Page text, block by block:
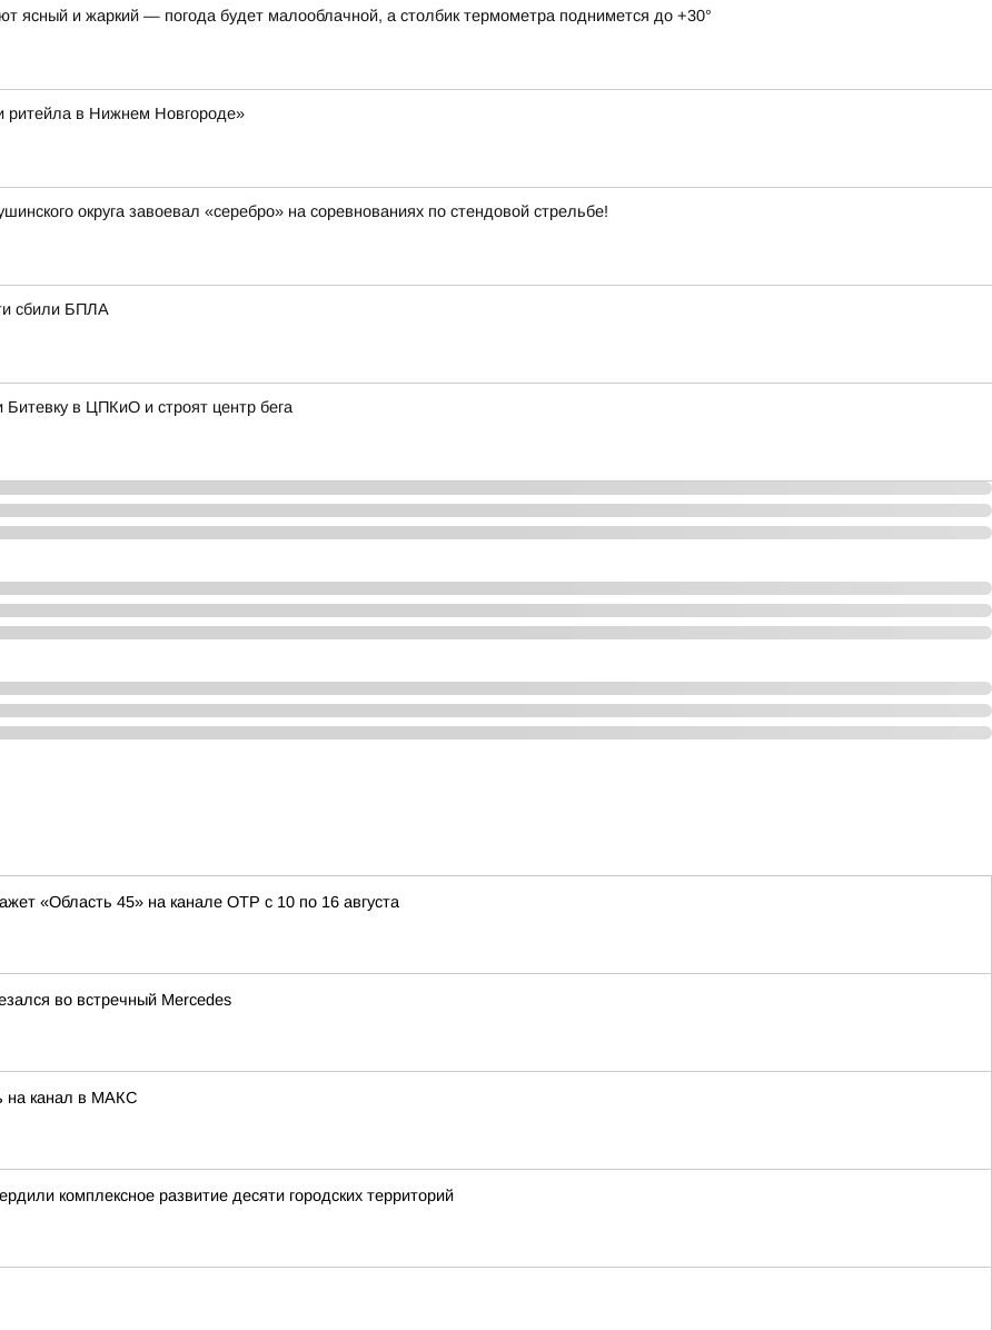
ясный и жаркий — погода будет малооблачной, а столбик термометра поднимется до +30°
ритейла в Нижнем Новгороде»
округа завоевал «серебро» на соревнованиях по стендовой стрельбе!
сбили БПЛА
в ЦПКиО и строят центр бега
«Область 45» на канале ОТР с 10 по 16 августа
во встречный Mercedes
на канал в МАКС
комплексное развитие десяти городских территорий